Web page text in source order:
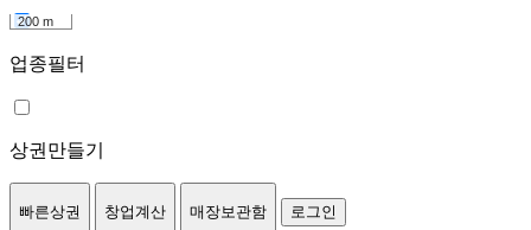
200 m
업종필터
상권만들기
빠른상권 창업계산 매장보관함 로그인